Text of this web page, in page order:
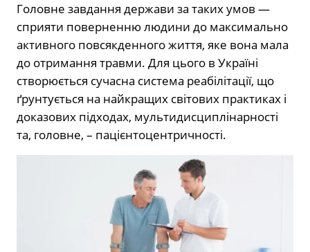
Головне завдання держави за таких умов —
сприяти поверненню людини до максимально
активного повсякденного життя, яке вона мала
до отримання травми. Для цього в Україні
створюється сучасна система реабілітації, що
ґрунтується на найкращих світових практиках і
доказових підходах, мультидисциплінарності
та, головне, – пацієнтоцентричності.